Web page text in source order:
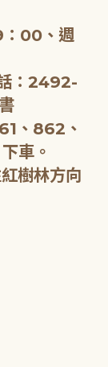
：00、週
：2492-
、862、
車。
樹林方向